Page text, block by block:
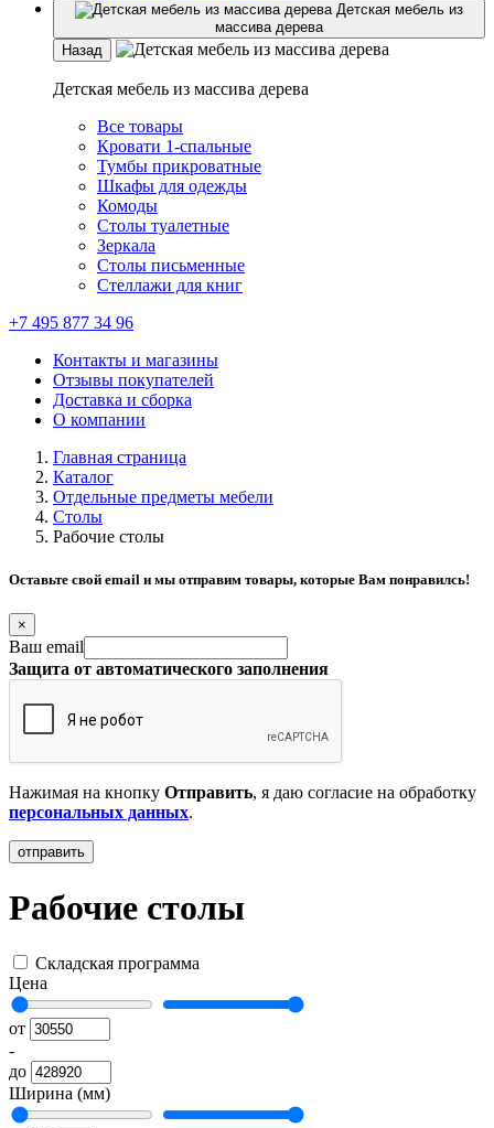
Детская мебель из
массива дерева
Назад
Детская мебель из массива дерева
Все товары
Кровати 1-спальные
Тумбы прикроватные
Шкафы для одежды
Комоды
Столы туалетные
Зеркала
Столы письменные
Стеллажи для книг
+7 495 877 34 96
Контакты и магазины
Отзывы покупателей
Доставка и сборка
О компании
Главная страница
Каталог
Отдельные предметы мебели
Столы
Рабочие столы
Оставьте свой email и мы отправим товары, которые Вам понравилсь!
×
Ваш email
Защита от автоматического заполнения
Нажимая на кнопку Отправить, я даю согласие на обработку
персональных данных.
Рабочие столы
Складская программа
Цена
от
-
до
Ширина (мм)